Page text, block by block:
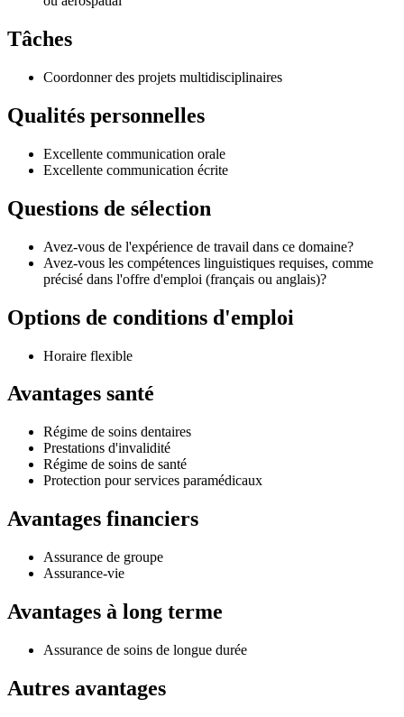
Tâches
Coordonner des projets multidisciplinaires
Qualités personnelles
Excellente communication orale
Excellente communication écrite
Questions de sélection
Avez-vous de l'expérience de travail dans ce domaine?
Avez-vous les compétences linguistiques requises, comme
précisé dans l'offre d'emploi (français ou anglais)?
Options de conditions d'emploi
Horaire flexible
Avantages santé
Régime de soins dentaires
Prestations d'invalidité
Régime de soins de santé
Protection pour services paramédicaux
Avantages financiers
Assurance de groupe
Assurance-vie
Avantages à long terme
Assurance de soins de longue durée
Autres avantages